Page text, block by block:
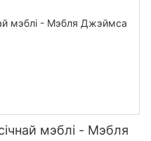
мэблі - Мэбля